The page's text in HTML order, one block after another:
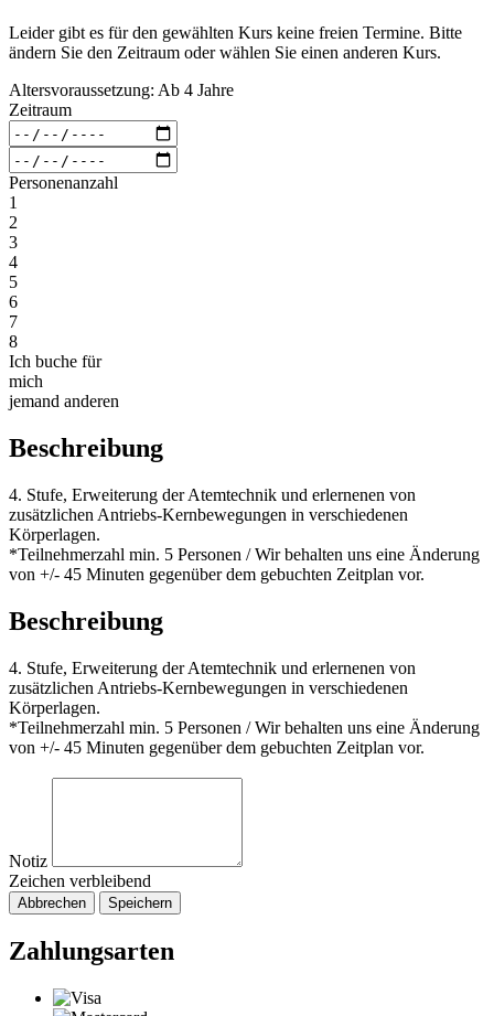
Leider gibt es für den gewählten Kurs keine freien Termine. Bitte
ändern Sie den Zeitraum oder wählen Sie einen anderen Kurs.
Altersvoraussetzung: Ab 4 Jahre
Zeitraum
Personenanzahl
1
2
3
4
5
6
7
8
Ich buche für
mich
jemand anderen
Beschreibung
4. Stufe, Erweiterung der Atemtechnik und erlernenen von
zusätzlichen Antriebs-Kernbewegungen in verschiedenen
Körperlagen.
*Teilnehmerzahl min. 5 Personen / Wir behalten uns eine Änderung
von +/- 45 Minuten gegenüber dem gebuchten Zeitplan vor.
Beschreibung
4. Stufe, Erweiterung der Atemtechnik und erlernenen von
zusätzlichen Antriebs-Kernbewegungen in verschiedenen
Körperlagen.
*Teilnehmerzahl min. 5 Personen / Wir behalten uns eine Änderung
von +/- 45 Minuten gegenüber dem gebuchten Zeitplan vor.
Notiz
Zeichen verbleibend
Abbrechen Speichern
Zahlungsarten